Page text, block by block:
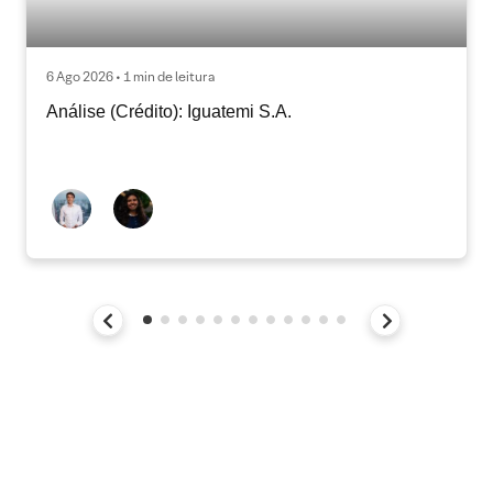
6 Ago 2026 • 1 min de leitura
Análise (Crédito): Iguatemi S.A.